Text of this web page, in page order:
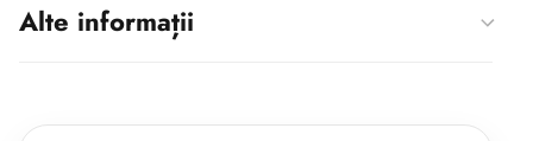
Alte informații